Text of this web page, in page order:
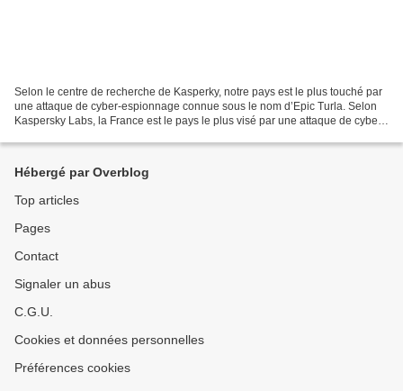
Selon le centre de recherche de Kasperky, notre pays est le plus touché par
une attaque de cyber-espionnage connue sous le nom d’Epic Turla. Selon
Kaspersky Labs, la France est le pays le plus visé par une attaque de cyber-
Hébergé par Overblog
Top articles
Pages
Contact
Signaler un abus
C.G.U.
Cookies et données personnelles
Préférences cookies